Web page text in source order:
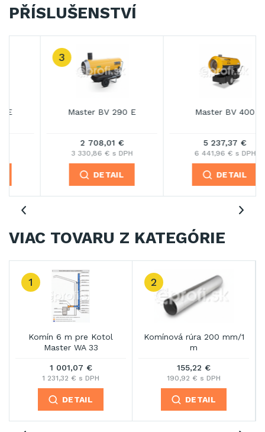
PŘÍSLUŠENSTVÍ
Master BV 290 E
2 708,01 €
3 330,86 € s DPH
DETAIL
Master BV 400
5 237,37 €
6 441,96 € s DPH
DETAIL
VIAC TOVARU Z KATEGÓRIE
3
Komínová strieška 150 mm
64,70 €
79,58 € s DPH
DETAIL
Komínová strieška 200
103,51 €
127,31 € s DPH
DETAIL